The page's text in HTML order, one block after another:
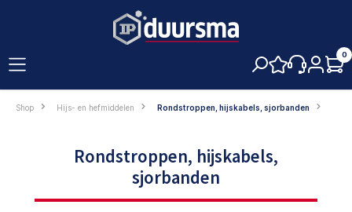
0
Shop Hijs- en hefmiddelen Rondstroppen, hijskabels, sjorbanden
Rondstroppen, hijskabels,
sjorbanden